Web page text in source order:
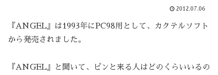
2012.07.06
『ANGEL』は1993年にPC98用として、カクテルソフト
から発売されました。
『ANGEL』と聞いて、ピンと来る人はどのくらいいるの